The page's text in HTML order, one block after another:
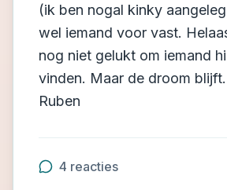
(ik ben nogal kinky
wel iemand voor vast.
nog niet gelukt om iemand
vinden. Maar de droom
Ruben
4 reacties